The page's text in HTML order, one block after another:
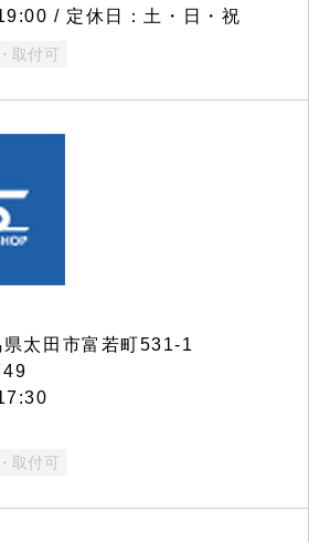
/ 定休日：土・日・祝
取付可
太田市富若町531-1
取付可